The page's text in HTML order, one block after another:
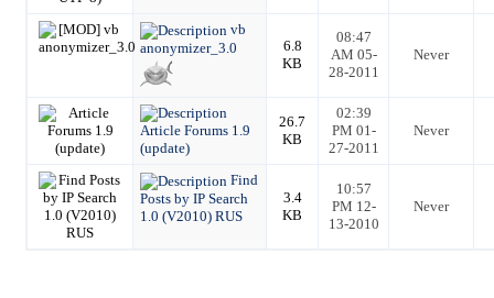
vb
anonymizer_3.0
6.8
KB
08:47
AM 05-
28-2011
Never
Article Forums 1.9
(update)
26.7
KB
02:39
PM 01-
27-2011
Never
Find
Posts by IP Search
1.0 (V2010) RUS
3.4
KB
10:57
PM 12-
13-2010
Never